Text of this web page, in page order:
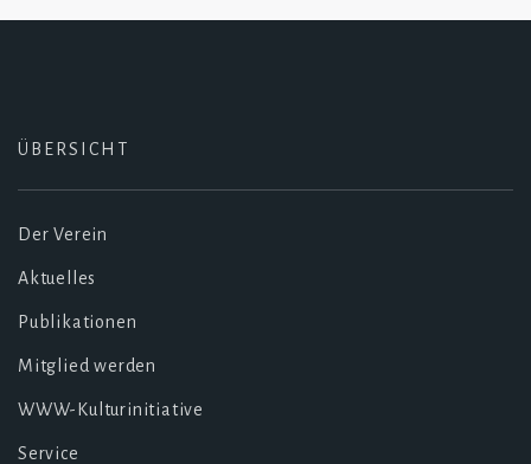
ÜBERSICHT
Der Verein
Aktuelles
Publikationen
Mitglied werden
WWW-Kulturinitiative
Service